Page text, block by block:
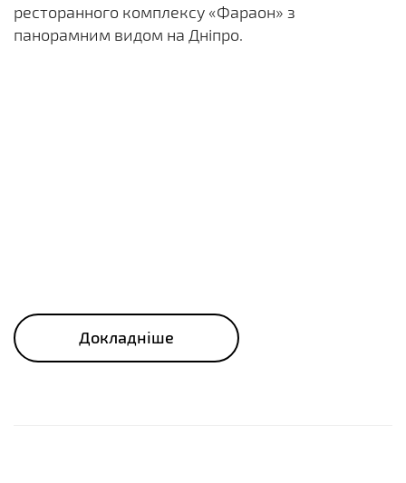
ресторанного комплексу «Фараон» з
панорамним видом на Дніпро.
Докладніше